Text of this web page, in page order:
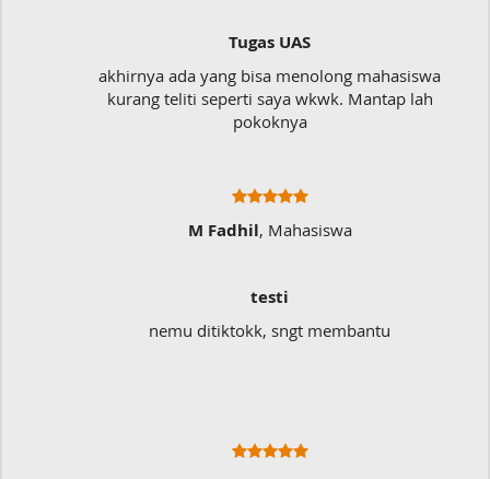
Tugas UAS
akhirnya ada yang bisa menolong mahasiswa
kurang teliti seperti saya wkwk. Mantap lah
pokoknya
M Fadhil, Mahasiswa
testi
nemu ditiktokk, sngt membantu